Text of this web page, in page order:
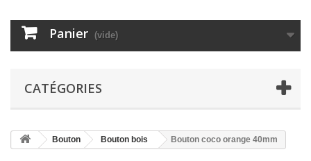
Panier (vide)
CATÉGORIES
Bouton Bouton bois Bouton coco orange 40mm